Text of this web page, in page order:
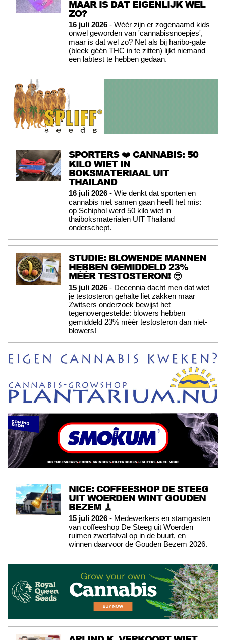
MAAR IS DAT EIGENLIJK WEL
ZO?
16 juli 2026 - Wéér zijn er zogenaamd kids
onwel geworden van 'cannabissnoepjes',
maar is dat wel zo? Net als bij haribo-gate
(bleek géén THC in te zitten) lijkt niemand
een labtest te hebben gedaan.
SPORTERS ❤️ CANNABIS: 50
KILO WIET IN
BOKSMATERIAAL UIT
THAILAND
16 juli 2026 - Wie denkt dat sporten en
cannabis niet samen gaan heeft het mis:
op Schiphol werd 50 kilo wiet in
thaiboksmaterialen UIT Thailand
onderschept.
STUDIE: BLOWENDE MANNEN
HEBBEN GEMIDDELD 23%
MÉÉR TESTOSTERON! 😎
15 juli 2026 - Decennia dacht men dat wiet
je testosteron gehalte liet zakken maar
Zwitsers onderzoek bewijst het
tegenovergestelde: blowers hebben
gemiddeld 23% méér testosteron dan niet-
blowers!
NICE: COFFEESHOP DE STEEG
UIT WOERDEN WINT GOUDEN
BEZEM 🧹
15 juli 2026 - Medewerkers en stamgasten
van coffeeshop De Steeg uit Woerden
ruimen zwerfafval op in de buurt, en
winnen daarvoor de Gouden Bezem 2026.